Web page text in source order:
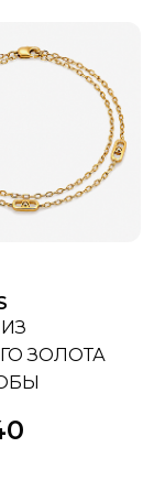
ЗОЛОТА